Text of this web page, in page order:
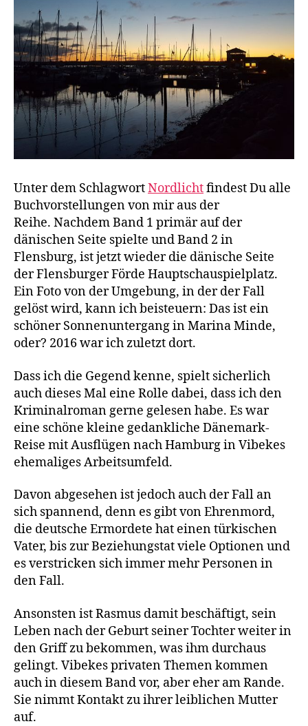
Unter dem SchlagwortNordlichtfindest Du alle
Buchvorstellungen von mir aus der
Reihe. Nachdem Band 1 primär auf der
dänischen Seite spielte und Band 2 in
Flensburg, ist jetzt wieder die dänische Seite
der Flensburger Förde Hauptschauspielplatz.
Ein Foto von der Umgebung, in der der Fall
gelöst wird, kann ich beisteuern: Das ist ein
schöner Sonnenuntergang in Marina Minde,
oder? 2016 war ich zuletzt dort.
Dass ich die Gegend kenne, spielt sicherlich
auch dieses Mal eine Rolle dabei, dass ich den
Kriminalroman gerne gelesen habe. Es war
eine schöne kleine gedankliche Dänemark-
Reise mit Ausflügen nach Hamburg in Vibekes
ehemaliges Arbeitsumfeld.
Davon abgesehen ist jedoch auch der Fall an
sich spannend, denn es gibt von Ehrenmord,
die deutsche Ermordete hat einen türkischen
Vater, bis zur Beziehungstat viele Optionen und
es verstricken sich immer mehr Personen in
den Fall.
Ansonsten ist Rasmus damit beschäftigt, sein
Leben nach der Geburt seiner Tochter weiter in
den Griff zu bekommen, was ihm durchaus
gelingt. Vibekes privaten Themen kommen
auch in diesem Band vor, aber eher am Rande.
Sie nimmt Kontakt zu ihrer leiblichen Mutter
auf.